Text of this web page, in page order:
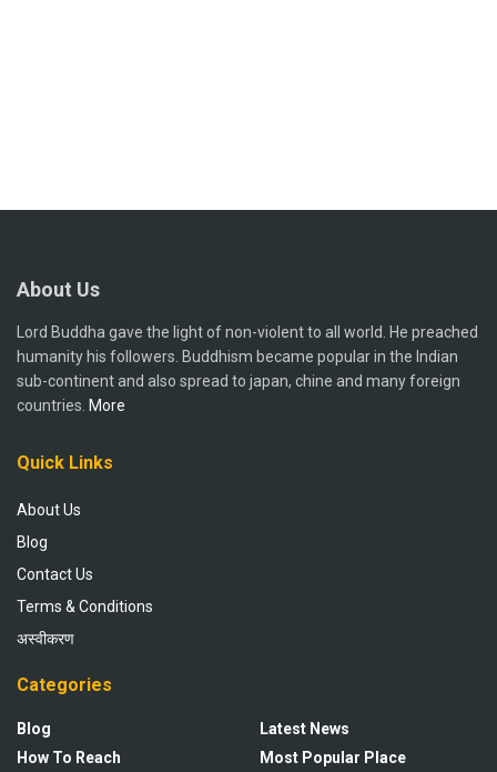
About Us
Lord Buddha gave the light of non-violent to all world. He preached
humanity his followers. Buddhism became popular in the Indian
sub-continent and also spread to japan, chine and many foreign
countries. More
Quick Links
About Us
Blog
Contact Us
Terms & Conditions
अस्वीकरण
Categories
Blog
How To Reach
Latest News
Most Popular Place